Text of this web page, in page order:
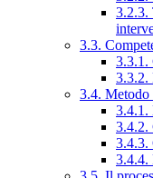
3.2.3.
3.3.
3.3.1.
3.3.2.
3.4.
3.4.1.
3.4.2.
3.4.3.
3.4.4.